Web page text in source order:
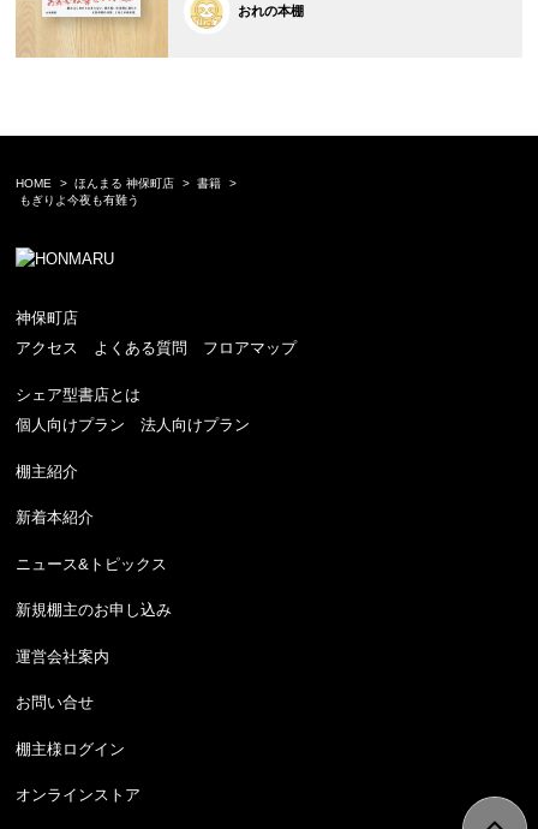
おれの本棚
HOME ほんまる 神保町店
書籍
もぎりよ今夜も有難う
神保町店
アクセス
よくある質問 フロアマップ
シェア型書店とは
個人向けプラン
法人向けプラン
棚主紹介
新着本紹介
ニュース&トピックス
新規棚主のお申し込み
運営会社案内
お問い合せ
棚主様ログイン
オンラインストア